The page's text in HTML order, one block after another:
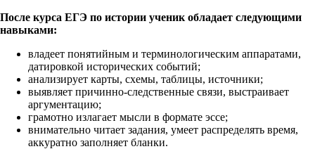
После курса ЕГЭ по истории ученик обладает следующими
навыками:
владеет понятийным и терминологическим аппаратами,
датировкой исторических событий;
анализирует карты, схемы, таблицы, источники;
выявляет причинно-следственные связи, выстраивает
аргументацию;
грамотно излагает мысли в формате эссе;
внимательно читает задания, умеет распределять время,
аккуратно заполняет бланки.